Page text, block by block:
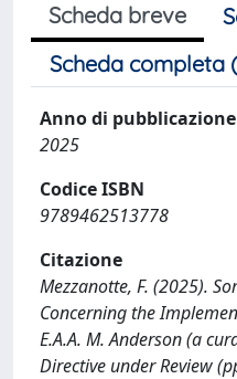
Scheda breve
Scheda completa
Anno di pubblicazione
2025
Codice ISBN
9789462513778
Citazione
Mezzanotte, F. (2025).
Concerning the
E.A.A. M. Anderson (a
Directive under Review